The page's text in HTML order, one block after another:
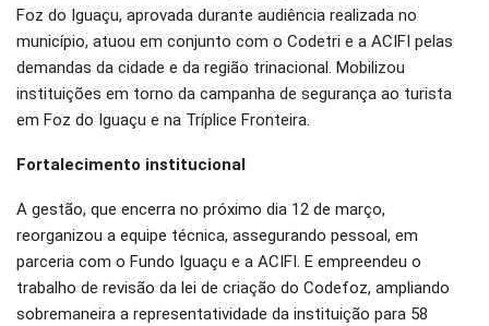
Foz do Iguaçu, aprovada durante audiência realizada no
município, atuou em conjunto com o Codetri e a ACIFI pelas
demandas da cidade e da região trinacional. Mobilizou
instituições em torno da campanha de segurança ao turista
em Foz do Iguaçu e na Tríplice Fronteira.
Fortalecimento institucional
A gestão, que encerra no próximo dia 12 de março,
reorganizou a equipe técnica, assegurando pessoal, em
parceria com o Fundo Iguaçu e a ACIFI. E empreendeu o
trabalho de revisão da lei de criação do Codefoz, ampliando
sobremaneira a representatividade da instituição para 58